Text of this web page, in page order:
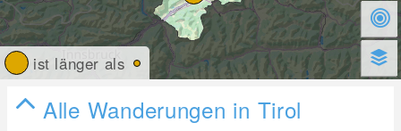
ist länger als
Alle Wanderungen in Tirol